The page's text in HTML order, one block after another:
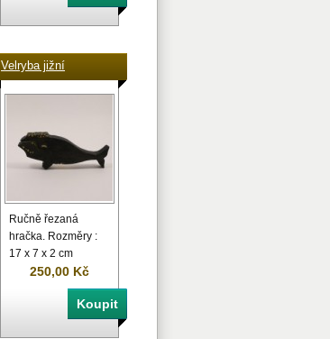
Velryba jižní
Ručně řezaná
hračka. Rozměry :
17 x 7 x 2 cm
250,00 Kč